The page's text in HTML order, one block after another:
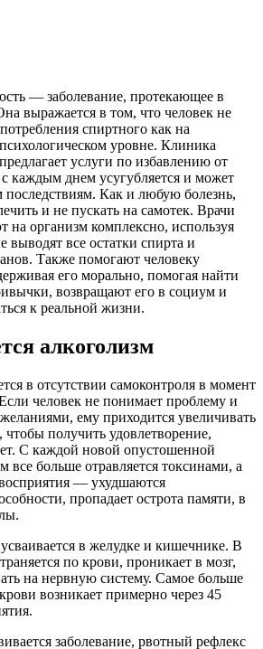
— заболевание, протекающее в
выражается в том, что человек не
спиртного как на
уровне. Клиника
услуги по избавлению от
с каждым днем усугубляется и может
последствиям. Как и любую болезнь,
и не пускать на самотек. Врачи
на организм комплексно, используя
выводят все остатки спирта и
Также помогают человеку
его морально, помогая найти
возвращают его в социум и
к реальной жизни.
алкоголизм
в отсутствии самоконтроля в момент
человек не понимает проблему и
ему приходится увеличивать
получить удовлетворение,
С каждой новой опустошенной
все больше отравляется токсинами, а
восприятия — ухудшаются
пропадает острота памяти, в
в желудке и кишечнике. В
по крови, проникает в мозг,
на нервную систему. Самое больше
возникает примерно через 45
заболевание, рвотный рефлекс